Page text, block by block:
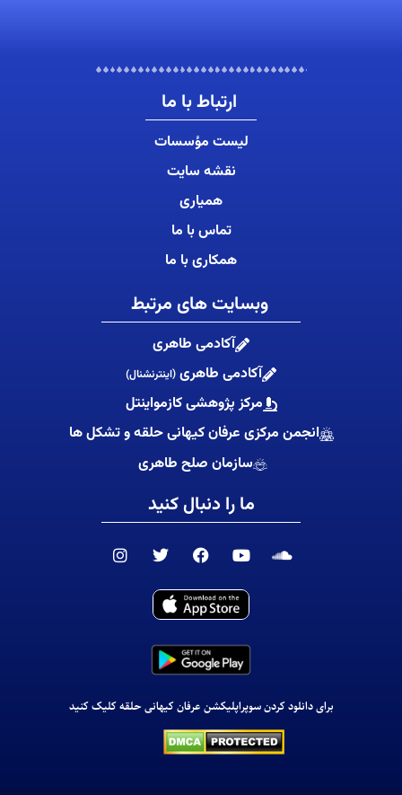
ارتباط با ما
لیست مؤسسات
نقشه سایت
همیاری
تماس با ما
همکاری با ما
وبسایت های مرتبط
آکادمی طاهری
آکادمی طاهری (اینترنشنال)
مرکز پژوهشی کازمواینتل
انجمن مرکزی عرفان کیهانی حلقه و تشکل ها
سازمان صلح طاهری
ما را دنبال کنید
S
d
Y
u
t
u
e
F
c
e
b
o
k
T
i
t
r
I
برای دانلود کردن سوپراپلیکشن عرفان کیهانی حلقه کلیک کنید